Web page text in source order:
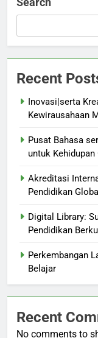
Recent
Inovasi|serta
Kewirausahaan
Pusat Bahasa
untuk Kehidupan
Akreditasi
Pendidikan Global
Digital Library:
Pendidikan
Perkembangan
Belajar
Recent
No comments to